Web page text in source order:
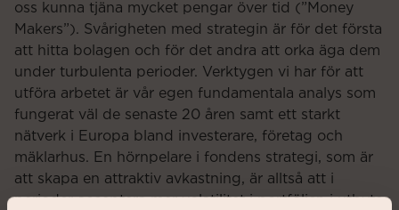
oss kunna tjäna mycket pengar över tid (”Money
Makers”). Svårigheten med strategin är för det första
att hitta bolagen och för det andra att orka äga dem
under turbulenta perioder. Verktygen vi har för att
utföra arbetet är vår egen fundamentala analys som
fungerat väl de senaste 20 åren samt ett starkt
nätverk i Europa bland investerare, företag och
mäklarhus. En hörnpelare i fondens strategi, som är
att skapa en attraktiv avkastning, är alltså att i
perioder acceptera mer volatilitet i portföljen i utbyte